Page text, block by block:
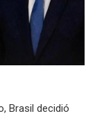
Brasil decidió